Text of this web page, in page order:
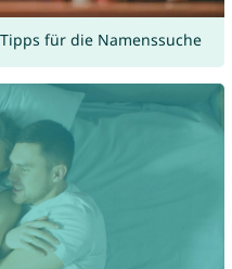
für die Namenssuche